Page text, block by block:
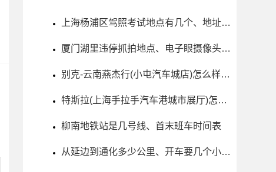
上海杨浦区驾照考试地点有几个、地址、电话、工作时间
厦门湖里违停抓拍地点、电子眼摄像头位置
别克-云南燕杰行(小屯汽车城店)怎么样、地址、电话、上班时间查询
特斯拉(上海手拉手汽车港城市展厅)怎么样、地址、电话、上班时间查询
柳南地铁站是几号线、首末班车时间表
从延边到通化多少公里、开车要几个小时？过路费、油费等